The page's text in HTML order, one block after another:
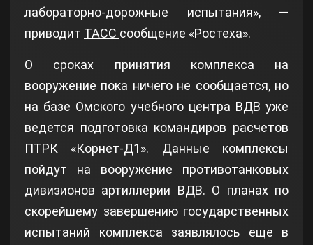
лабораторно-дорожные испытания», —
приводит ТАСС сообщение «Ростеха».
О сроках принятия комплекса на
вооружение пока ничего не сообщается, но
на базе Омского учебного центра ВДВ уже
ведется подготовка командиров расчетов
ПТРК «Корнет-Д1». Данные комплексы
пойдут на вооружение противотанковых
дивизионов артиллерии ВДВ. О планах по
скорейшему завершению государственных
испытаний комплекса заявлялось еще в